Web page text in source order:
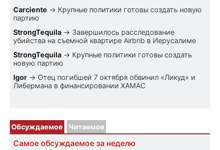
Carciente → Крупные политики готовы создать новую
партию
StrongTequila → Завершилось расследование
убийства на съемной квартире Airbnb в Иерусалиме
StrongTequila → Крупные политики готовы создать
новую партию
Igor → Отец погибшей 7 октября обвинил «Ликуд» и
Либермана в финансировании ХАМАС
Обсуждаемое Читаемое
Самое обсуждаемое за неделю